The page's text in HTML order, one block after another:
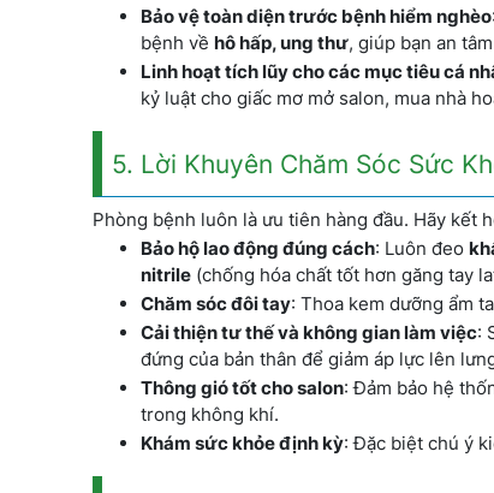
Bảo vệ toàn diện trước bệnh hiểm nghèo
bệnh về hô hấp, ung thư, giúp bạn an
Linh hoạt tích lũy cho các mục tiêu cá
kỷ luật cho giấc mơ mở salon, mua nhà
5. Lời Khuyên Chăm Sóc Sức
Phòng bệnh luôn là ưu tiên hàng đầu. Hãy kết
Bảo hộ lao động đúng cách: Luôn đeo
nitrile (chống hóa chất tốt hơn găng tay
Chăm sóc đôi tay: Thoa kem dưỡng ẩm
Cải thiện tư thế và không gian làm việc:
đứng của bản thân để giảm áp lực lên
Thông gió tốt cho salon: Đảm bảo hệ
trong không khí.
Khám sức khỏe định kỳ: Đặc biệt chú ý